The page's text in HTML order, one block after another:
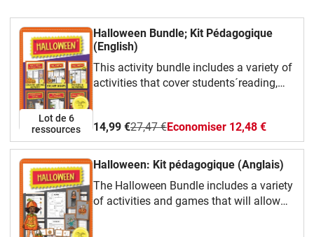
Lot de 6
ressources
Halloween Bundle; Kit Pédagogique
(English)
This activity bundle includes a variety of
activities that cover students´reading,
grammar exercises.
14,99 €27,47 €Economiser 12,48 €
Halloween: Kit pédagogique (Anglais)
The Halloween Bundle includes a variety
of activities and games that will allow